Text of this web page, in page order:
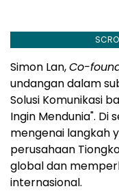
Simon Lan,Co-
undangan dalam
Solusi Komunikasi
Ingin Mendunia". Di
mengenai langkah
perusahaan
global dan
internasional.